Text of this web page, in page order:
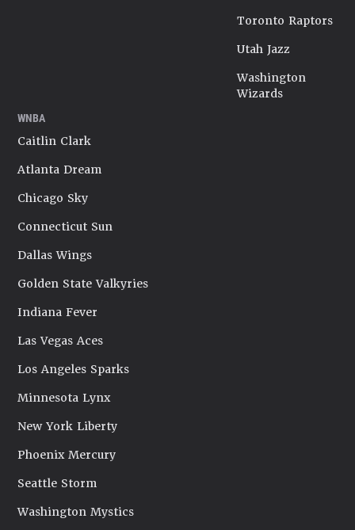
Toronto Raptors
Utah Jazz
Washington
Wizards
WNBA
Caitlin Clark
Atlanta Dream
Chicago Sky
Connecticut Sun
Dallas Wings
Golden State Valkyries
Indiana Fever
Las Vegas Aces
Los Angeles Sparks
Minnesota Lynx
New York Liberty
Phoenix Mercury
Seattle Storm
Washington Mystics